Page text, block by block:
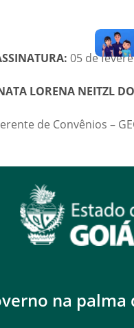
05 de
LORENA NEITZL
de Convênios –
na palma